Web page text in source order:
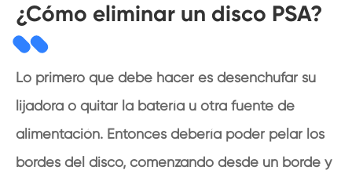
¿Cómo eliminar un disco PSA?
Lo primero que debe hacer es desenchufar su
lijadora o quitar la batería u otra fuente de
alimentación. Entonces debería poder pelar los
bordes del disco, comenzando desde un borde y